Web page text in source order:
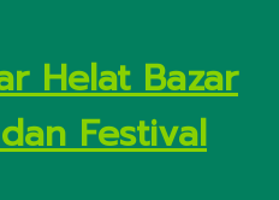
Helat Bazar
Festival